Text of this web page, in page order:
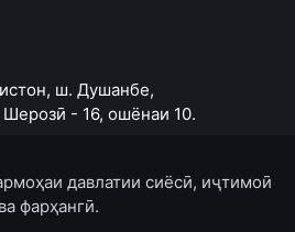
ш. Душанбе,
- 16, ошёнаи 10.
давлатии сиёсӣ, иҷтимоӣ
ва фарҳангӣ.